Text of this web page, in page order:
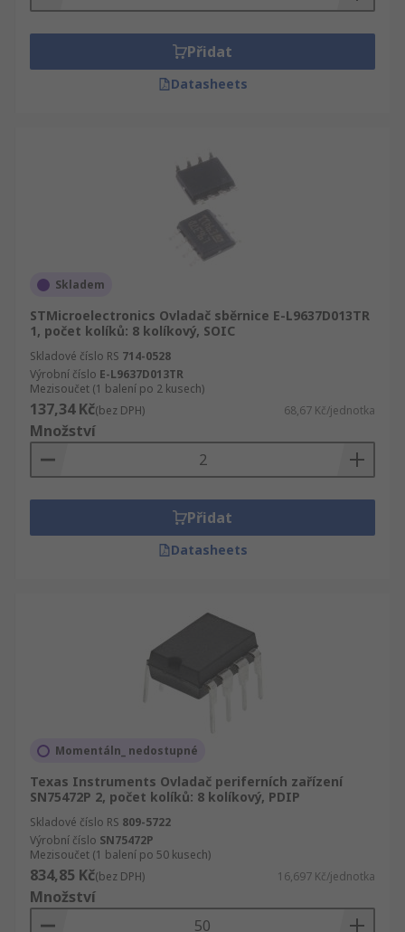
Přidat
Datasheets
Skladem
STMicroelectronics Ovladač sběrnice E-L9637D013TR
1, počet kolíků: 8 kolíkový, SOIC
Skladové číslo RS 714-0528
Výrobní číslo E-L9637D013TR
Mezisoučet (1 balení po 2 kusech)
137,34 Kč(bez DPH) 68,67 Kč/jednotka
Množství
Přidat
Datasheets
Momentáln_ nedostupné
Texas Instruments Ovladač periferních zařízení
SN75472P 2, počet kolíků: 8 kolíkový, PDIP
Skladové číslo RS 809-5722
Výrobní číslo SN75472P
Mezisoučet (1 balení po 50 kusech)
834,85 Kč(bez DPH) 16,697 Kč/jednotka
Množství